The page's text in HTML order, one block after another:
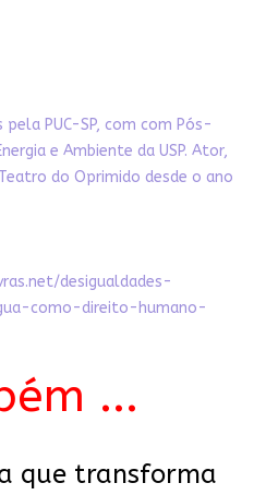
pela PUC-SP, com com Pós-
e Ambiente da USP. Ator,
do Oprimido desde o ano
desigualdades-
como-direito-humano-
...
que transforma